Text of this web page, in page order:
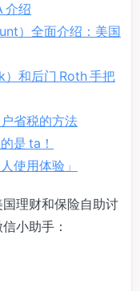
介绍
）全面介绍：美国
和后门 Roth 手把
省税的方法
是 ta！
使用体验」
理财和保险自助讨
小助手：